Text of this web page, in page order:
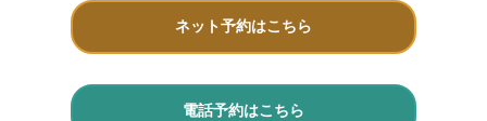
ネット予約はこちら
電話予約はこちら